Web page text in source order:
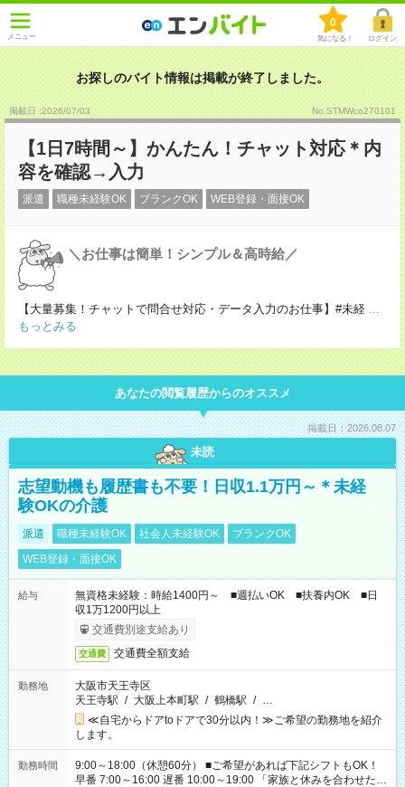
メニュー
0
気になる！ ログイン
お探しのバイト情報は掲載が終了しました。
掲載日 :2026/07/03 No.STMWco270101
【1日7時間～】かんたん！チャット対応＊内
容を確認→入力
派遣 職種未経験OK ブランクOK WEB登録・面接OK
＼お仕事は簡単！シンプル＆高時給／
【大量募集！チャットで問合せ対応・データ入力のお仕事】#未経 ...
もっとみる
あなたの閲覧履歴からのオススメ
掲載日：2026.08.07
未読
志望動機も履歴書も不要！日収1.1万円～＊未経
験OKの介護
派遣 職種未経験OK 社会人未経験OK
ブランクOK
WEB登録・面接OK
給与
無資格未経験：時給1400円～ ■週払いOK ■扶養内OK ■日
収1万1200円以上
交通費別途支給あり
交通費 交通費全額支給
勤務地
大阪市天王寺区
天王寺駅 / 大阪上本町駅 / 鶴橋駅 / …
≪自宅からドアtoドアで30分以内！≫ご希望の勤務地を紹介
します。
勤務時間
9:00～18:00（休憩60分） ■ご希望があれば下記シフトもOK！
早番 7:00～16:00 遅番 10:00～19:00 「家族と休みを合わせた